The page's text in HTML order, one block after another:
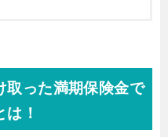
取った満期保険金で
！